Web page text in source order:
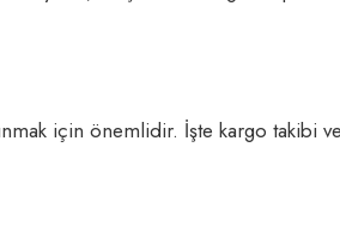
için önemlidir. İşte kargo takibi